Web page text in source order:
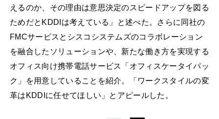
えるのか、その理由は意思決定のスピードアップを図る
ためだとKDDIは考えている」と述べた。さらに同社の
FMCサービスとシスコシステムズのコラボレーション
を融合したソリューションや、新たな働き方を実現する
オフィス向け携帯電話サービス「オフィスケータイパッ
ク」を用意していることを紹介。「ワークスタイルの変
革はKDDIに任せてほしい」とアピールした。